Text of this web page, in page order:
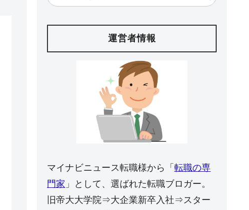
運営者情報
マイナビニュース転職様から「 転職の専
門家 」として、選ばれた転職ブロガー。
旧帝大大学院⇒大企業新卒入社⇒スター